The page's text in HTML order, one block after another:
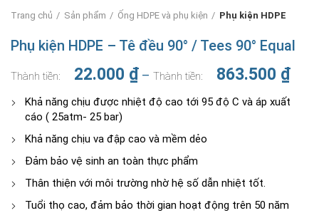
Trang chủ Sản phẩm Ống HDPE và phụ kiện Phụ kiện HDPE
Phụ kiện HDPE – Tê đều 90° / Tees 90° Equal
22.000 ₫ – 863.500 ₫
Khả năng chịu được nhiệt độ cao tới 95 độ C và áp xuất
cáo ( 25atm- 25 bar)
Khả năng chịu va đập cao và mềm dẻo
Đảm bảo vệ sinh an toàn thực phẩm
Thân thiện với môi trường nhờ hệ số dẫn nhiệt tốt.
Tuổi thọ cao, đảm bảo thời gian hoạt động trên 50 năm